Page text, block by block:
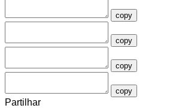
copy
copy
copy
copy
Partilhar